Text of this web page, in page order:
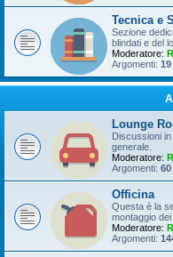
Tecnica e
Sezione
blindati e del
Moderatore:
Argomenti: 19
Lounge
Discussioni
generale.
Moderatore:
Argomenti: 60
Officina
Questa è la
montaggio
Moderatore:
Argomenti: